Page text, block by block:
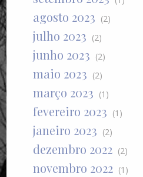
agosto 2023 (2)
julho 2023 (2)
junho 2023 (2)
maio 2023 (2)
março 2023 (1)
fevereiro 2023 (1)
janeiro 2023 (2)
dezembro 2022 (2)
novembro 2022 (1)